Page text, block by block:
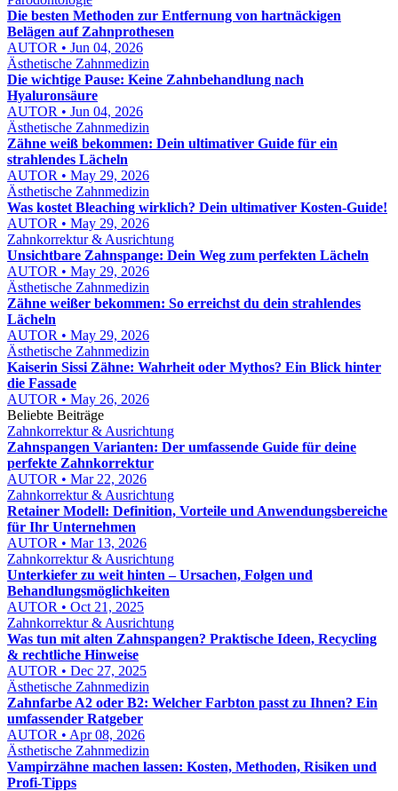
Die besten Methoden zur Entfernung von hartnäckigen
Belägen auf Zahnprothesen
AUTOR • Jun 04, 2026
Ästhetische Zahnmedizin
Die wichtige Pause: Keine Zahnbehandlung nach
Hyaluronsäure
AUTOR • Jun 04, 2026
Ästhetische Zahnmedizin
Zähne weiß bekommen: Dein ultimativer Guide für ein
strahlendes Lächeln
AUTOR • May 29, 2026
Ästhetische Zahnmedizin
Was kostet Bleaching wirklich? Dein ultimativer Kosten-Guide!
AUTOR • May 29, 2026
Zahnkorrektur & Ausrichtung
Unsichtbare Zahnspange: Dein Weg zum perfekten Lächeln
AUTOR • May 29, 2026
Ästhetische Zahnmedizin
Zähne weißer bekommen: So erreichst du dein strahlendes
Lächeln
AUTOR • May 29, 2026
Ästhetische Zahnmedizin
Kaiserin Sissi Zähne: Wahrheit oder Mythos? Ein Blick hinter
die Fassade
AUTOR • May 26, 2026
Beliebte Beiträge
Zahnkorrektur & Ausrichtung
Zahnspangen Varianten: Der umfassende Guide für deine
perfekte Zahnkorrektur
AUTOR • Mar 22, 2026
Zahnkorrektur & Ausrichtung
Retainer Modell: Definition, Vorteile und Anwendungsbereiche
für Ihr Unternehmen
AUTOR • Mar 13, 2026
Zahnkorrektur & Ausrichtung
Unterkiefer zu weit hinten – Ursachen, Folgen und
Behandlungsmöglichkeiten
AUTOR • Oct 21, 2025
Zahnkorrektur & Ausrichtung
Was tun mit alten Zahnspangen? Praktische Ideen, Recycling
& rechtliche Hinweise
AUTOR • Dec 27, 2025
Ästhetische Zahnmedizin
Zahnfarbe A2 oder B2: Welcher Farbton passt zu Ihnen? Ein
umfassender Ratgeber
AUTOR • Apr 08, 2026
Ästhetische Zahnmedizin
Vampirzähne machen lassen: Kosten, Methoden, Risiken und
Profi-Tipps